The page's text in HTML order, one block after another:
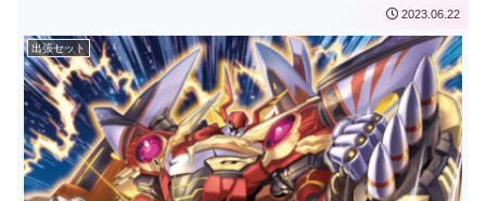
2023.06.22
出張セット